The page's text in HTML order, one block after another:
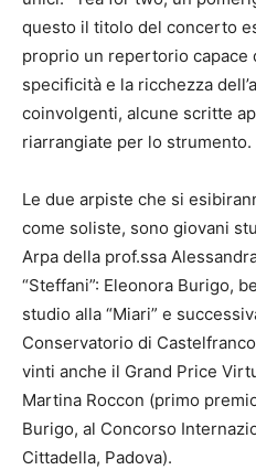
questo il titolo del concerto
proprio un repertorio capace
specificità e la ricchezza
coinvolgenti, alcune scritte
riarrangiate per lo strumento.
Le due arpiste che si
come soliste, sono giovani
Arpa della prof.ssa
“Steffani”: Eleonora Burigo,
studio alla “Miari” e
Conservatorio di
vinti anche il Grand Price
Martina Roccon (primo
Burigo, al Concorso
Cittadella, Padova).